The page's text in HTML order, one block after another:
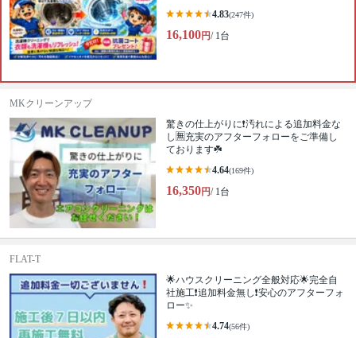
4.83(247件)
16,100円/ 1台
MKクリーンアップ
驚きの仕上がりに❗️汚れによる追加料金な
し🈚️充実のアフターフォローをご準備し
ております☘️
4.64(169件)
16,350円/ 1台
FLAT-T
🌟ハウスクリーニング全般対応🌟完全自
社施工❗️追加料金無し❗️安心のアフターフォ
ロー✨
4.74(56件)